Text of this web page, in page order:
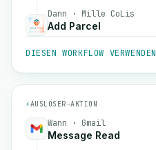
Dann · Mille CoLis
Add Parcel
DIESEN WORKFLOW VERWENDEN
⚡AUSLÖSER→AKTION
Wann · Gmail
Message Read